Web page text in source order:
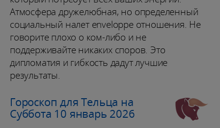
Атмосфера дружелюбная, но определенный
социальный налет enveloppe отношения. Не
говорите плохо о ком-либо и не
поддерживайте никаких споров. Это
дипломатия и гибкость дадут лучшие
результаты.
Гороскоп для Тельца на
Суббота 10 январь 2026